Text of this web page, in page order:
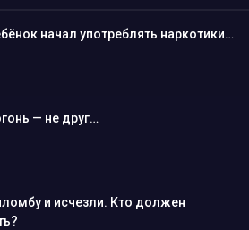
начал употреблять наркотики…
— не друг…
и исчезли. Кто должен